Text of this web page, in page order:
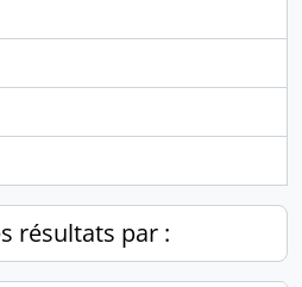
résultats par :